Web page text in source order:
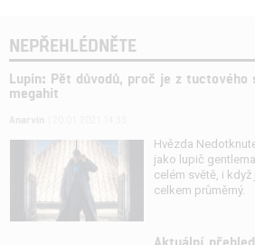
NEPŘEHLÉDNĚTE
Lupin: Pět důvodů, proč je z tuctového
megahit
Hvězda
jako lupič
celém světě, i
celkem průměrný.
Aktuální